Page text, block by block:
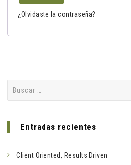
¿Olvidaste la contraseña?
Entradas recientes
Client Oriented, Results Driven